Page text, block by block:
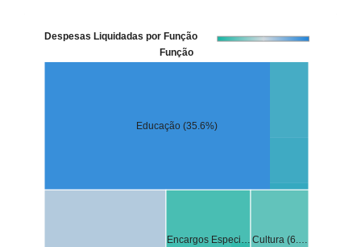
Despesas Liquidadas por Função
Educação (35.6%)
Encargos Especi… Cultura (6.…
Função